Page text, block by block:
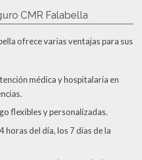
CMR Falabella
ofrece varias ventajas para sus
médica y hospitalaria en
flexibles y personalizadas.
horas del día, los 7 días de la